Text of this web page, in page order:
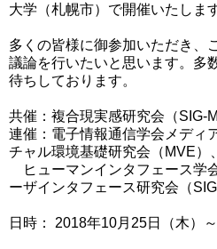
大学（札幌市）で開催いたします
多くの皆様に御参加いただき、
議論を行いたいと思います。多
待ちしております。
共催：複合現実感研究会（SIG-
連催：電子情報通信学会メディ
チャル環境基礎研究会（MVE）、
ヒューマンインタフェース学
ーザインタフェース研究会（
日時： 2018年10月25日（木）